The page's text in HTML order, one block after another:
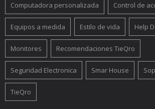
Computadora personalizada Control de
Equipos a medida Estilo de vida Help
Monitores Recomendaciones TieQro
Seguridad Electronica Smar House
TieQro